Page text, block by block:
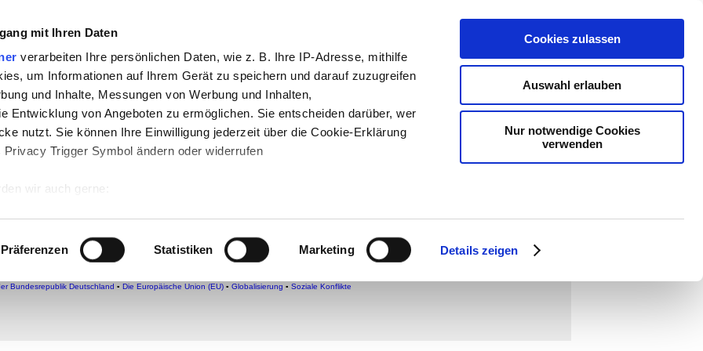
mit Ihren Daten
verarbeiten Ihre persönlichen Daten, wie z. B. Ihre IP-Adresse, mithilfe
um Informationen auf Ihrem Gerät zu speichern und darauf zuzugreifen
und Inhalte, Messungen von Werbung und Inhalten,
Entwicklung von Angeboten zu ermöglichen. Sie entscheiden darüber, wer
nutzt. Sie können Ihre Einwilligung jederzeit über die Cookie-Erklärung
Trigger Symbol ändern oder widerrufen
wir auch gerne:
Scannen nach bestimmten Merkmalen (Fingerprinting) identifizieren
wie Ihre persönlichen Daten verarbeitet werden, und legen Sie Ihre
fest.
Präferenzen Statistiken Marketing Details zeigen
Cookies zulassen
Auswahl erlauben
Nur notwendige Cookies
verwenden
-Geschichte-Politik -Pädagogik-Psychologie-
-Projekte-So navigiert man auf teachSam
-teachSam braucht Werbung
Paarbeziehungen
▪Überblick EINZELNE FORMEN Bilokale Paarbeziehungen
Bundesrepublik Deutschland ▪ Die Europäische Union (EU) ▪ Globalisierung ▪ Soziale Konflikte